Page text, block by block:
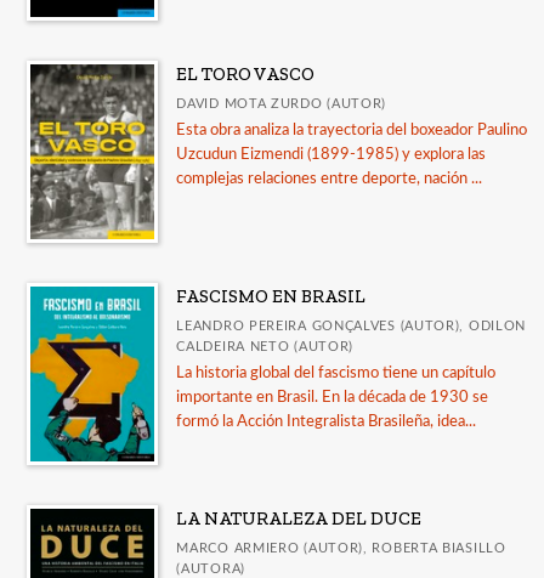
EL TORO VASCO
DAVID MOTA ZURDO (AUTOR)
Esta obra analiza la trayectoria del boxeador Paulino
Uzcudun Eizmendi (1899-1985) y explora las
complejas relaciones entre deporte, nación ...
FASCISMO EN BRASIL
LEANDRO PEREIRA GONÇALVES (AUTOR), ODILON
CALDEIRA NETO (AUTOR)
La historia global del fascismo tiene un capítulo
importante en Brasil. En la década de 1930 se
formó la Acción Integralista Brasileña, idea...
LA NATURALEZA DEL DUCE
MARCO ARMIERO (AUTOR), ROBERTA BIASILLO
(AUTORA)